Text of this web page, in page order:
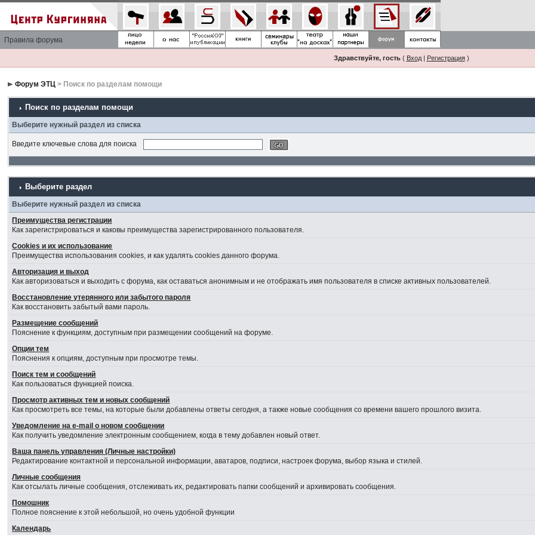
Правила форума
Здравствуйте, гость( Вход| Регистрация)
Форум ЭТЦ > Поиск по разделам помощи
Поиск по разделам помощи
Выберите нужный раздел из списка
Введите ключевые слова для поиска
Выберите раздел
Выберите нужный раздел из списка
Преимущества регистрации
Как зарегистрироваться и каковы преимущества зарегистрированного пользователя.
Cookies и их использование
Преимущества использования cookies, и как удалять cookies данного форума.
Авторизация и выход
Как авторизоваться и выходить с форума, как оставаться анонимным и не отображать имя пользователя в списке активных пользователей.
Восстановление утерянного или забытого пароля
Как восстановить забытый вами пароль.
Размещение сообщений
Пояснение к функциям, доступным при размещении сообщений на форуме.
Опции тем
Пояснения к опциям, доступным при просмотре темы.
Поиск тем и сообщений
Как пользоваться функцией поиска.
Просмотр активных тем и новых сообщений
Как просмотреть все темы, на которые были добавлены ответы сегодня, а также новые сообщения со времени вашего прошлого визита.
Уведомление на е-mail о новом сообщении
Как получить уведомление электронным сообщением, когда в тему добавлен новый ответ.
Ваша панель управления (Личные настройки)
Редактирование контактной и персональной информации, аватаров, подписи, настроек форума, выбор языка и стилей.
Личные сообщения
Как отсылать личные сообщения, отслеживать их, редактировать папки сообщений и архивировать сообщения.
Помошник
Полное пояснение к этой небольшой, но очень удобной функции
Календарь